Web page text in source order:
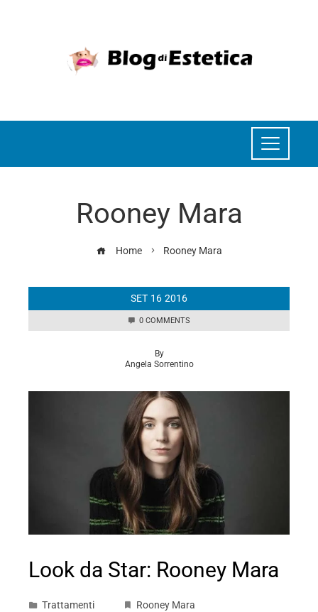
Rooney Mara
Home Rooney Mara
SET 16 2016
0 COMMENTS
By
Angela Sorrentino
Look da Star: Rooney Mara
Trattamenti Rooney Mara